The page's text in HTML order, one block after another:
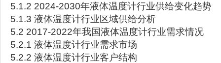
5.1.2 2024-2030年液体温度计行业供给变化趋势
5.1.3 液体温度计行业区域供给分析
5.2 2017-2022年我国液体温度计行业需求情况
5.2.1 液体温度计行业需求市场
5.2.2 液体温度计行业客户结构